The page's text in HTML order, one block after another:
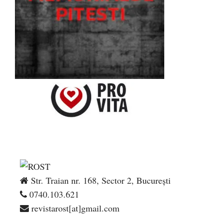
Str. Traian nr. 168, Sector 2, București
0740.103.621
revistarost[at]gmail.com